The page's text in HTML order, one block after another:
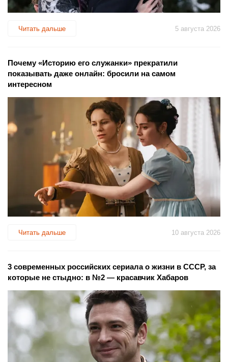
Читать дальше 5 августа 2026
Почему «Историю его служанки» прекратили
показывать даже онлайн: бросили на самом
интересном
Читать дальше 10 августа 2026
3 современных российских сериала о жизни в СССР, за
которые не стыдно: в №2 — красавчик Хабаров